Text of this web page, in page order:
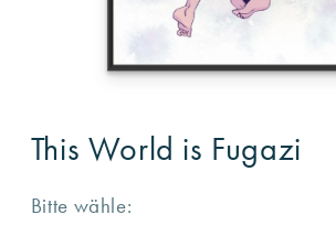
in
Modal
This World is Fugazi
Bitte wähle: